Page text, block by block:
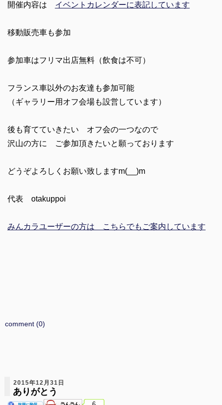
開催内容は イベントカレンダーに表記しています
移動販売車も参加
参加車はフリマ出店無料（飲食は不可）
フランス車以外のお友達も参加可能
（ギャラリー用オフ会場も設営しています）
後も育てていきたい オフ会の一つなので
沢山の方に ご参加頂きたいと願っております
どうぞよろしくお願い致しますm(__)m
代表 otakuppoi
みんカラユーザーの方は こちらでもご案内しています
comment (0)
2015年12月31日
ありがとう